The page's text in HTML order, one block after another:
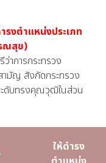
งตำแหน่งประเภท
ณสุข)
การกระทรวง
ามัญ สังกัดกระทรวง
ะดับทรงคุณวุฒิในส่วน
ให้ดำรง